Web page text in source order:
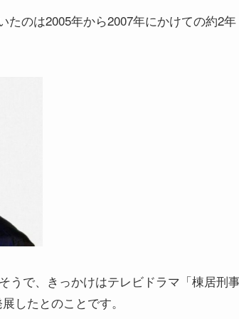
のは2005年から2007年にかけての約2年
うで、きっかけはテレビドラマ「棟居刑
したとのことです。